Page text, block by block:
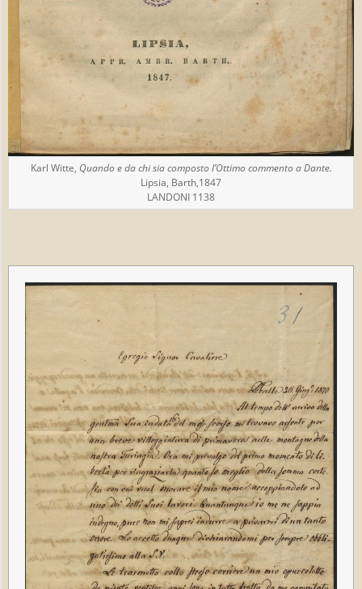
Karl Witte, Quando e da chi sia composto l’Ottimo commento a Dante.
Lipsia, Barth,1847
LANDONI 1138